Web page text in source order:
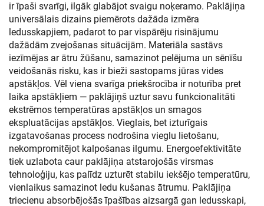
ir īpaši svarīgi, ilgāk glabājot svaigu noķeramo. Paklājiņa
universālais dizains piemērots dažāda izmēra
ledusskapjiem, padarot to par vispārēju risinājumu
dažādām zvejošanas situācijām. Materiāla sastāvs
iezīmējas ar ātru žūšanu, samazinot pelējuma un sēnīšu
veidošanās risku, kas ir bieži sastopams jūras vides
apstākļos. Vēl viena svarīga priekšrocība ir noturība pret
laika apstākļiem — paklājiņš uztur savu funkcionalitāti
ekstrēmos temperatūras apstākļos un smagos
ekspluatācijas apstākļos. Vieglais, bet izturīgais
izgatavošanas process nodrošina vieglu lietošanu,
nekompromitējot kalpošanas ilgumu. Energoefektivitāte
tiek uzlabota caur paklājiņa atstarojošās virsmas
tehnoloģiju, kas palīdz uzturēt stabilu iekšējo temperatūru,
vienlaikus samazinot ledu kušanas ātrumu. Paklājiņa
triecienu absorbējošās īpašības aizsargā gan ledusskapi,